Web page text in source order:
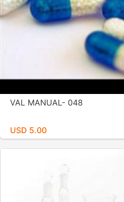
VAL MANUAL- 048
USD 5.00